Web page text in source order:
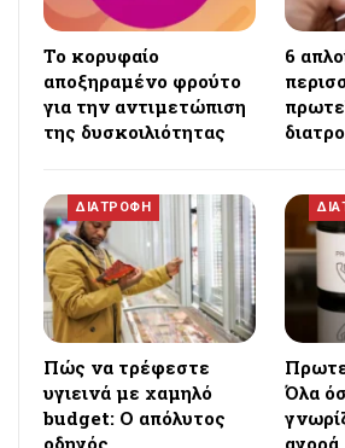
Το κορυφαίο
αποξηραμένο φρούτο
για την αντιμετώπιση
της δυσκοιλιότητας
6
ΔΙΑΤΡΟΦΗ
Πώς να τρέφεστε
υγιεινά με χαμηλό
budget: Ο απόλυτος
Όλα